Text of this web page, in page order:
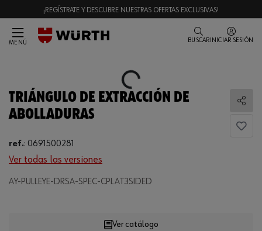
¡REGÍSTRATE Y DESCUBRE NUESTRAS OFERTAS EXCLUSIVAS!
MENÚ BUSCAR INICIAR SESIÓN
Loading...
TRIÁNGULO DE EXTRACCIÓN DE
ABOLLADURAS
ref.: 0691500281
Ver todas las versiones
AY-PULLEYE-DRSA-SPEC-CPLAT3SIDED
Loading...
Ver catálogo